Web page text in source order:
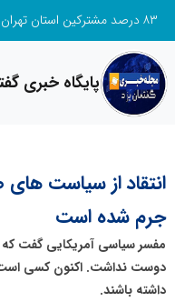
پایگاه خبری
انتقاد از سیاست
جرم شده است
مفسر سیاسی آمریکایی گفت که
دوست نداشت. اکنون کسی است
داشته باشند.